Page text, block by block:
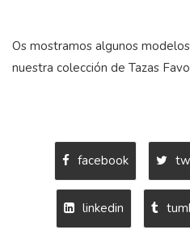
Os mostramos algunos
nuestra colección de Tazas
facebook
linkedin